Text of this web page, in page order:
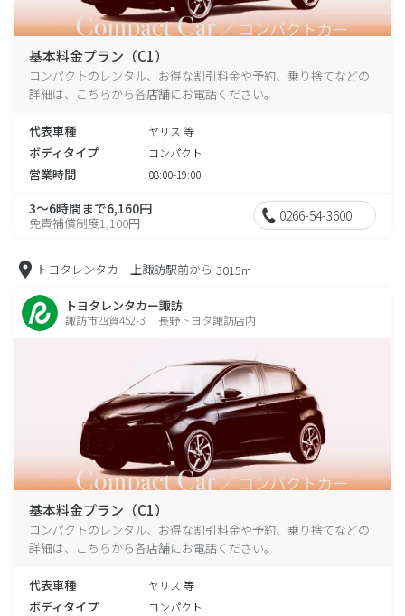
基本料金プラン（C1）
コンパクトのレンタル、お得な割引料金や予約、乗り捨てなどの
詳細は、こちらから各店舗にお電話ください。
代表車種 ヤリス 等
ボディタイプ コンパクト
営業時間 08:00-19:00
3～6時間まで6,160円
免責補償制度1,100円 0266-54-3600
トヨタレンタカー上諏訪駅前から 3015m
トヨタレンタカー諏訪
諏訪市四賀452-3 長野トヨタ諏訪店内
基本料金プラン（C1）
コンパクトのレンタル、お得な割引料金や予約、乗り捨てなどの
詳細は、こちらから各店舗にお電話ください。
代表車種 ヤリス 等
ボディタイプ コンパクト